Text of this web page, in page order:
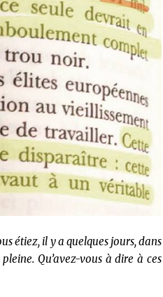
étiez, il y a quelques jours, dans
Qu’avez-vous à dire à ces